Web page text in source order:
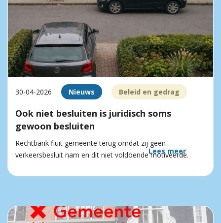
30-04-2026 Nieuws Beleid en gedrag
Ook niet besluiten is juridisch soms
gewoon besluiten
Rechtbank fluit gemeente terug omdat zij geen
verkeersbesluit nam en dit niet voldoende motiveerde.
Lees meer